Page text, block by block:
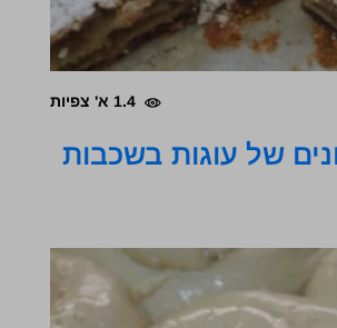
1.4 א' צפיות
של עוגות בשכבות